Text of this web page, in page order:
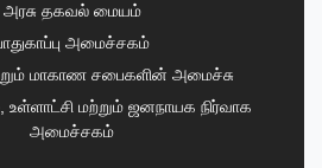
அரசு தகவல் மையம்
அமைச்சகம்
மாகாண சபைகளின் அமைச்சு
உள்ளாட்சி மற்றும் ஜனநாயக நிர்வாக
அமைச்சகம்